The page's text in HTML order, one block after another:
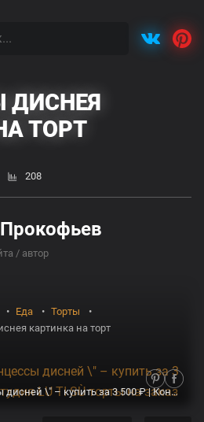
ДИСНЕЯ
ТОРТ
208
/ автор
Еда
Торты
картинка на торт
Дестский торт \"Принцессы дисней \" – купить за 3 500 ₽ | Кондитерская студия LU TI SÙ торты на заказ